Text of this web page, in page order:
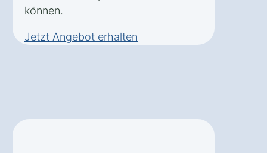
können.
Jetzt Angebot erhalten